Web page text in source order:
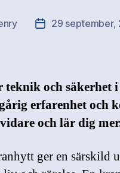
Inläggsdatum
29 september,
och säkerhet i
erfarenhet och
och lär dig
ger en särskild